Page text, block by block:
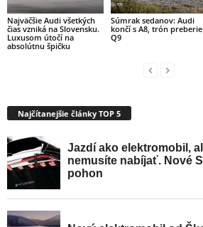
Najväčšie Audi všetkých
čias vzniká na Slovensku.
Luxusom útočí na
absolútnu špičku
Súmrak sedanov: Audi
končí s A8, trón preberie
Q9
Najčítanejšie články TOP 5